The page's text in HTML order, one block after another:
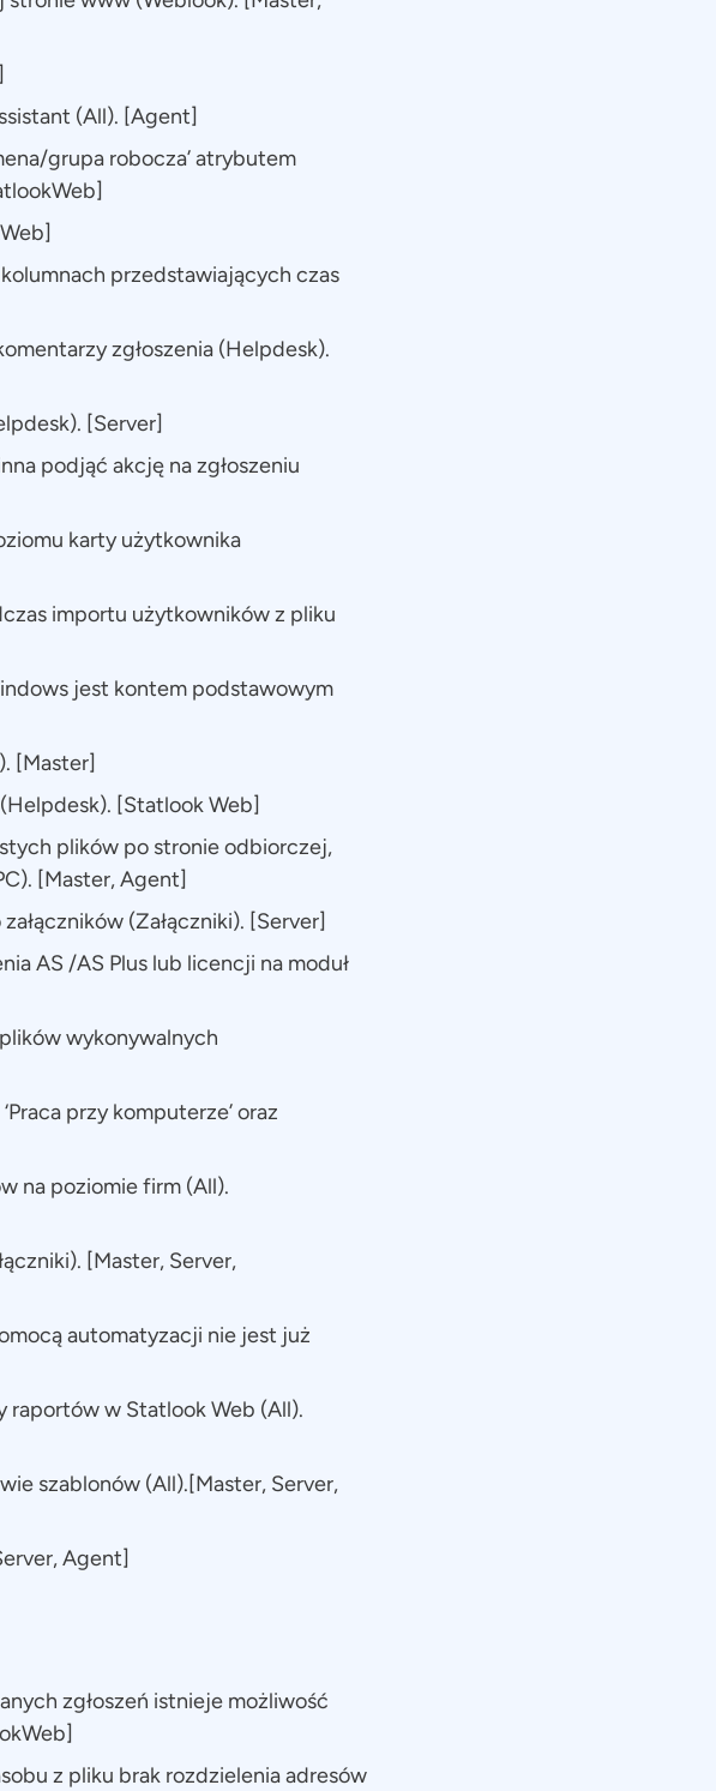
(All). [Agent]
grupa robocza’ atrybutem
przedstawiających czas
zgłoszenia (Helpdesk).
[Server]
podjąć akcję na zgłoszeniu
karty użytkownika
importu użytkowników z pliku
jest kontem podstawowym
[Master]
[Statlook Web]
plików po stronie odbiorczej,
[Master, Agent]
(Załączniki). [Server]
AS /AS Plus lub licencji na moduł
wykonywalnych
przy komputerze’ oraz
na poziomie firm (All).
[Master, Server,
automatyzacji nie jest już
raportów w Statlook Web (All).
szablonów (All).[Master, Server,
Agent]
zgłoszeń istnieje możliwość
z pliku brak rozdzielenia adresów